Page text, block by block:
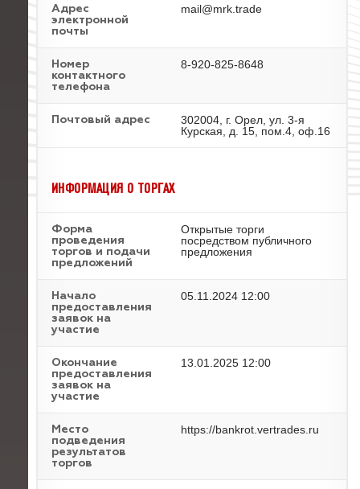
Адрес
электронной
почты
mail@mrk.trade
Номер
контактного
телефона
8-920-825-8648
Почтовый адрес
302004, г. Орел, ул. 3-я
Курская, д. 15, пом.4, оф.16
ИНФОРМАЦИЯ О ТОРГАХ
Форма
проведения
торгов и подачи
предложений
Открытые торги
посредством публичного
предложения
Начало
предоставления
заявок на
участие
05.11.2024 12:00
Окончание
предоставления
заявок на
участие
13.01.2025 12:00
Место
подведения
результатов
торгов
https://bankrot.vertrades.ru